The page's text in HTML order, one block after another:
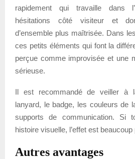
rapidement qui travaille dans
hésitations côté visiteur et
d’ensemble plus maîtrisée. Dans
ces petits éléments qui font la
perçue comme improvisée et une
sérieuse.
Il est recommandé de veiller à
lanyard, le badge, les couleurs de
supports de communication. Si
histoire visuelle, l’effet est beaucoup
Autres avantages